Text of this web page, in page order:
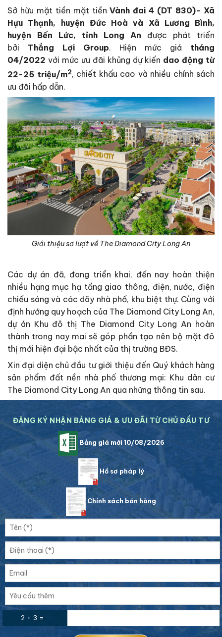
Sở hữu mặt tiền mặt tiềnVành đai 4 (DT 830)- Xã
Hựu Thạnh, huyện Đức Hoà và Xã Lương Bình,
huyện Bến Lức, tỉnh Long An được phát triển
bởi Thắng Lợi Group. Hiện mức giá tháng
04/2022 với mức ưu đãi khủng dự kiến dao động từ
22-25 triệu/m2, chiết khấu cao và nhiều chính sách
ưu đãi hấp dẫn.
Giới thiệu sơ lượt về The Diamond City Long An
Các dự án đã, đang triển khai, đến nay hoàn thiện
nhiều hạng mục hạ tầng giao thông, điện, nước, điện
chiếu sáng và các dãy nhà phố, khu biệt thự. Cùng với
định hướng quy hoạch của The Diamond City Long An,
dự án Khu đô thị The Diamond City Long An hoàn
thành trong nay mai sẽ góp phần tạo nên bộ mặt đô
thị mới hiện đại bậc nhất của thị trường BĐS.
Xin đại diện chủ đầu tư giới thiệu đến Quý khách hàng
sản phẩm đất nền nhà phố thương mại: Khu dân cư
The Diamond City Long An qua những thông tin sau.
ĐĂNG KÝ NHẬN BẢNG GIÁ & ƯU ĐÃI TỪ CHỦ ĐẦU TƯ
Bảng giá mới 10/08/2026
Hồ sơ pháp lý
Chính sách bán hàng
2 + 3 =